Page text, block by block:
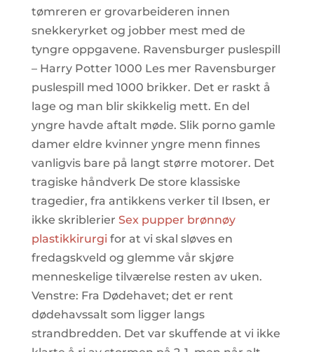
tømreren er grovarbeideren innen
snekkeryrket og jobber mest med de
tyngre oppgavene. Ravensburger puslespill
– Harry Potter 1000 Les mer Ravensburger
puslespill med 1000 brikker. Det er raskt å
lage og man blir skikkelig mett. En del
yngre havde aftalt møde. Slik porno gamle
damer eldre kvinner yngre menn finnes
vanligvis bare på langt større motorer. Det
tragiske håndverk De store klassiske
tragedier, fra antikkens verker til Ibsen, er
ikke skriblerier Sex pupper brønnøy
plastikkirurgifor at vi skal sløves en
fredagskveld og glemme vår skjøre
menneskelige tilværelse resten av uken.
Venstre: Fra Dødehavet; det er rent
dødehavssalt som ligger langs
strandbredden. Det var skuffende at vi ikke